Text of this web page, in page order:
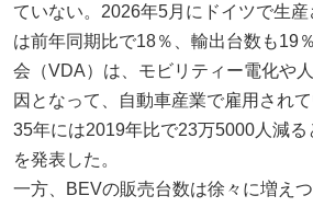
ていない。2026年5月にドイツで生
は前年同期比で18％、輸出台数も19
会（VDA）は、モビリティー電化や
因となって、自動車産業で雇用され
35年には2019年比で23万5000人減る
を発表した。
一方、BEVの販売台数は徐々に増え